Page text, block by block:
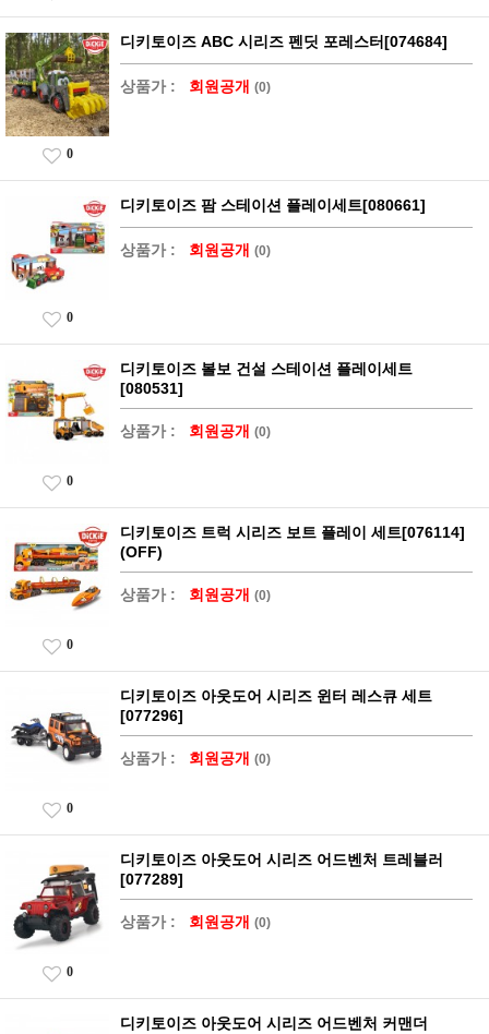
디키토이즈 ABC 시리즈 펜딧 포레스터[074684]
상품가 : 회원공개 (0)
0
디키토이즈 팜 스테이션 플레이세트[080661]
상품가 : 회원공개 (0)
0
디키토이즈 볼보 건설 스테이션 플레이세트
[080531]
상품가 : 회원공개 (0)
0
디키토이즈 트럭 시리즈 보트 플레이 세트[076114]
(OFF)
상품가 : 회원공개 (0)
0
디키토이즈 아웃도어 시리즈 윈터 레스큐 세트
[077296]
상품가 : 회원공개 (0)
0
디키토이즈 아웃도어 시리즈 어드벤처 트레블러
[077289]
상품가 : 회원공개 (0)
0
디키토이즈 아웃도어 시리즈 어드벤처 커맨더